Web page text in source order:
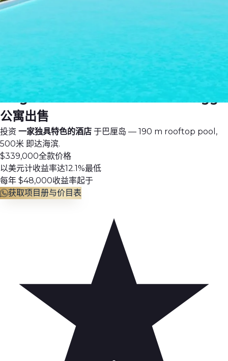
巴厘岛核心旅游胜地 · Berawa片区
Magnum Resort Berawa — Canggu
公寓出售
投资 一家独具特色的酒店 于巴厘岛 — 190 m rooftop pool,
500米 即达海滨.
$339,000全款价格
以美元计收益率达12.1%最低
每年 $48,000收益率起于
获取项目册与价目表